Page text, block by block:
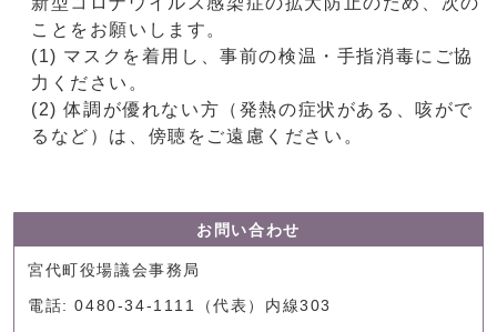
ことをお願いします。
(1) マスクを着用し、事前の検温・手指消毒にご協
力ください。
(2) 体調が優れない方（発熱の症状がある、咳がで
るなど）は、傍聴をご遠慮ください。
お問い合わせ
宮代町役場議会事務局
電話: 0480-34-1111（代表）内線303